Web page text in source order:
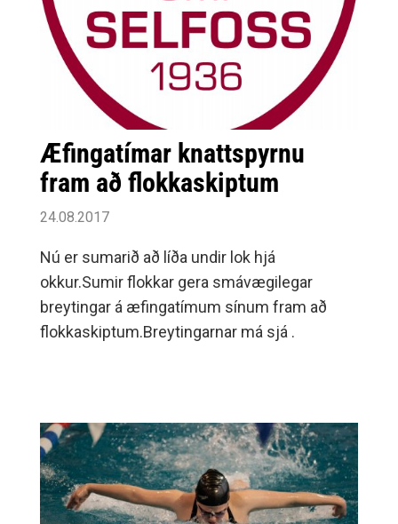
Æfingatímar knattspyrnu
fram að flokkaskiptum
24.08.2017
Nú er sumarið að líða undir lok hjá
okkur.Sumir flokkar gera smávægilegar
breytingar á æfingatímum sínum fram að
flokkaskiptum.Breytingarnar má sjá .